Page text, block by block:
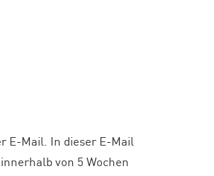
E-Mail. In dieser E-Mail
von 5 Wochen